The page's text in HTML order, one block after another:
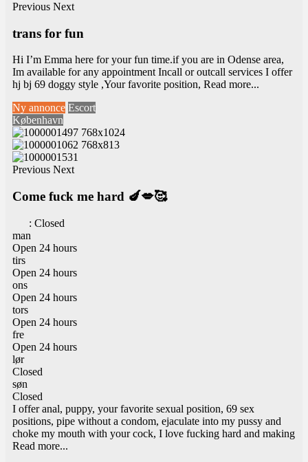
Previous Next
trans for fun
Hi I’m Emma here for your fun time.if you are in Odense area,
Im available for any appointment Incall or outcall services I offer
hj bj 69 doggy style ,Your favorite position, Read more...
Ny annonce Escort
København
Previous Next
Come fuck me hard 🍆💋🥰
: Closed
man
Open 24 hours
tirs
Open 24 hours
ons
Open 24 hours
tors
Open 24 hours
fre
Open 24 hours
lør
Closed
søn
Closed
I offer anal, puppy, your favorite sexual position, 69 sex
positions, pipe without a condom, ejaculate into my pussy and
choke my mouth with your cock, I love fucking hard and making
Read more...